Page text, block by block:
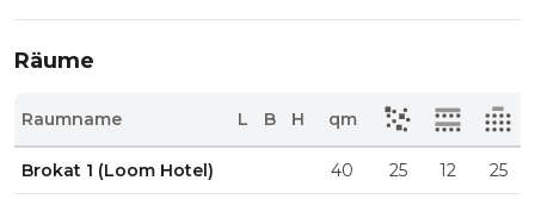
Räume
Raumname L B H qm
Brokat 1 (Loom Hotel) 40 25 12 25